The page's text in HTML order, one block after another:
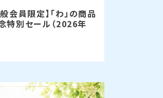
会員限定】「わ」の商品
特別セール（2026年